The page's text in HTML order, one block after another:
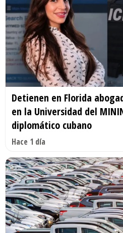
Detienen en Florida
en la Universidad del
diplomático cubano
Hace 1 día